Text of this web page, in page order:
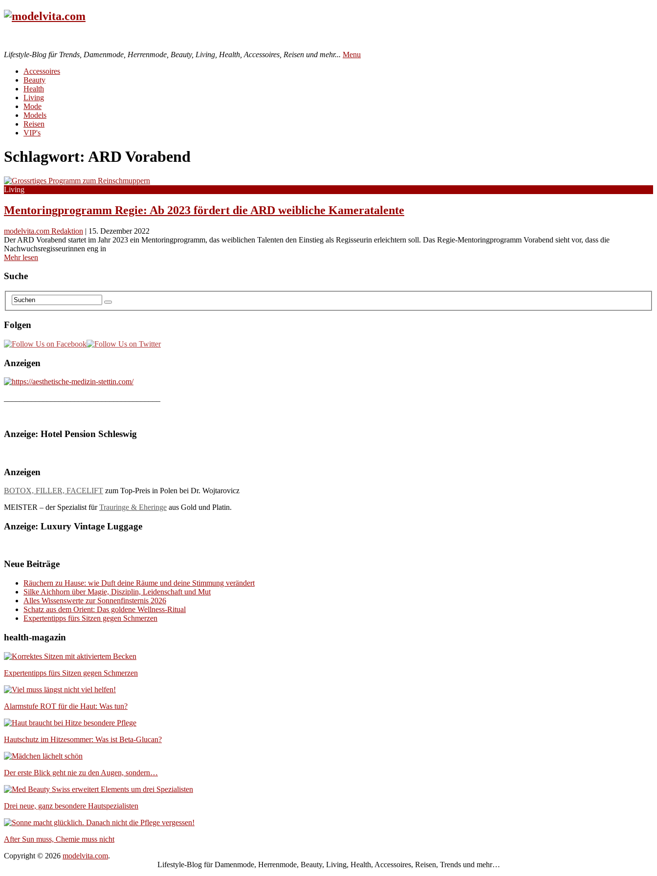
Lifestyle-Blog für Trends, Damenmode, Herrenmode, Beauty, Living, Health, Accessoires, Reisen und mehr... Menu
Accessoires
Beauty
Health
Living
Mode
Models
Reisen
VIP's
Schlagwort: ARD Vorabend
Living
Mentoringprogramm Regie: Ab 2023 fördert die ARD weibliche Kameratalente
modelvita.com Redaktion | 15. Dezember 2022
Der ARD Vorabend startet im Jahr 2023 ein Mentoringprogramm, das weiblichen Talenten den Einstieg als Regisseurin erleichtern soll. Das Regie-Mentoringprogramm Vorabend sieht vor, dass die
Nachwuchsregisseurinnen eng in
Mehr lesen
Suche
Folgen
Anzeigen
Anzeige: Hotel Pension Schleswig
Anzeigen
BOTOX, FILLER, FACELIFT zum Top-Preis in Polen bei Dr. Wojtarovicz
MEISTER – der Spezialist fürTrauringe & Eheringe aus Gold und Platin.
Anzeige: Luxury Vintage Luggage
Neue Beiträge
Räuchern zu Hause: wie Duft deine Räume und deine Stimmung verändert
Silke Aichhorn über Magie, Disziplin, Leidenschaft und Mut
Alles Wissenswerte zur Sonnenfinsternis 2026
Schatz aus dem Orient: Das goldene Wellness-Ritual
Expertentipps fürs Sitzen gegen Schmerzen
health-magazin
Expertentipps fürs Sitzen gegen Schmerzen
Alarmstufe ROT für die Haut: Was tun?
Hautschutz im Hitzesommer: Was ist Beta-Glucan?
Der erste Blick geht nie zu den Augen, sondern…
Drei neue, ganz besondere Hautspezialisten
After Sun muss, Chemie muss nicht
Copyright © 2026 modelvita.com.
Lifestyle-Blog für Damenmode, Herrenmode, Beauty, Living, Health, Accessoires, Reisen, Trends und mehr…